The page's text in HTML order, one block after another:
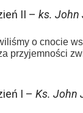
II – ks. John
o cnocie
przyjemności
I – Ks. John